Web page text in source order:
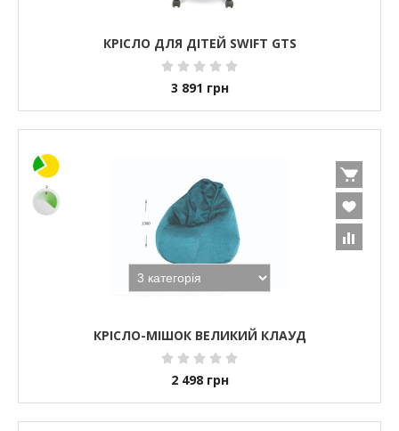
КРІСЛО ДЛЯ ДІТЕЙ SWIFT GTS
3 891 грн
КРІСЛО-МІШОК ВЕЛИКИЙ КЛАУД
2 498 грн